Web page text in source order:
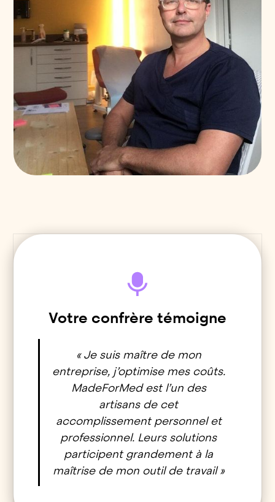
Votre confrère témoigne
« Je suis maître de mon
entreprise, j’optimise mes coûts.
MadeForMed est l’un des
artisans de cet
accomplissement personnel et
professionnel. Leurs solutions
participent grandement à la
maîtrise de mon outil de travail »